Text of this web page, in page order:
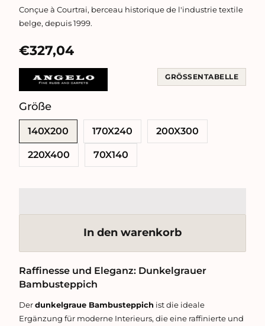
Conçue à Courtrai, berceau historique de l'industrie textile
belge, depuis 1999.
€327,04
GRÖSSENTABELLE
Größe
SWATCH-140X200
140X200
SWATCH-170X240
170X240
SWATCH-200X300
200X300
SWATCH-220X400
220X400
SWATCH-70X140
70X140
In den warenkorb
Raffinesse und Eleganz: Dunkelgrauer
Bambusteppich
Derdunkelgraue Bambusteppich ist die ideale
Ergänzung für moderne Interieurs, die eine raffinierte und